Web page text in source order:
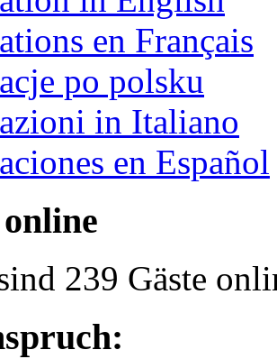
en Français
po polsku
in Italiano
en Español
239 Gäste